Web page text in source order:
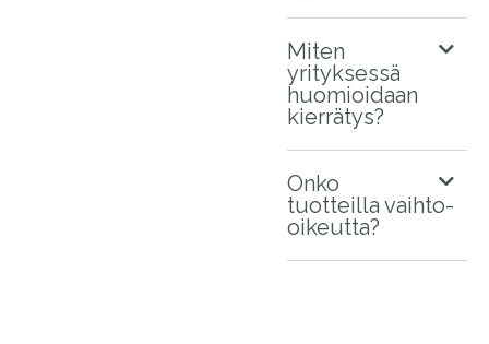
Miten
yrityksessä
huomioidaan
kierrätys?
Onko
tuotteilla vaihto-
oikeutta?